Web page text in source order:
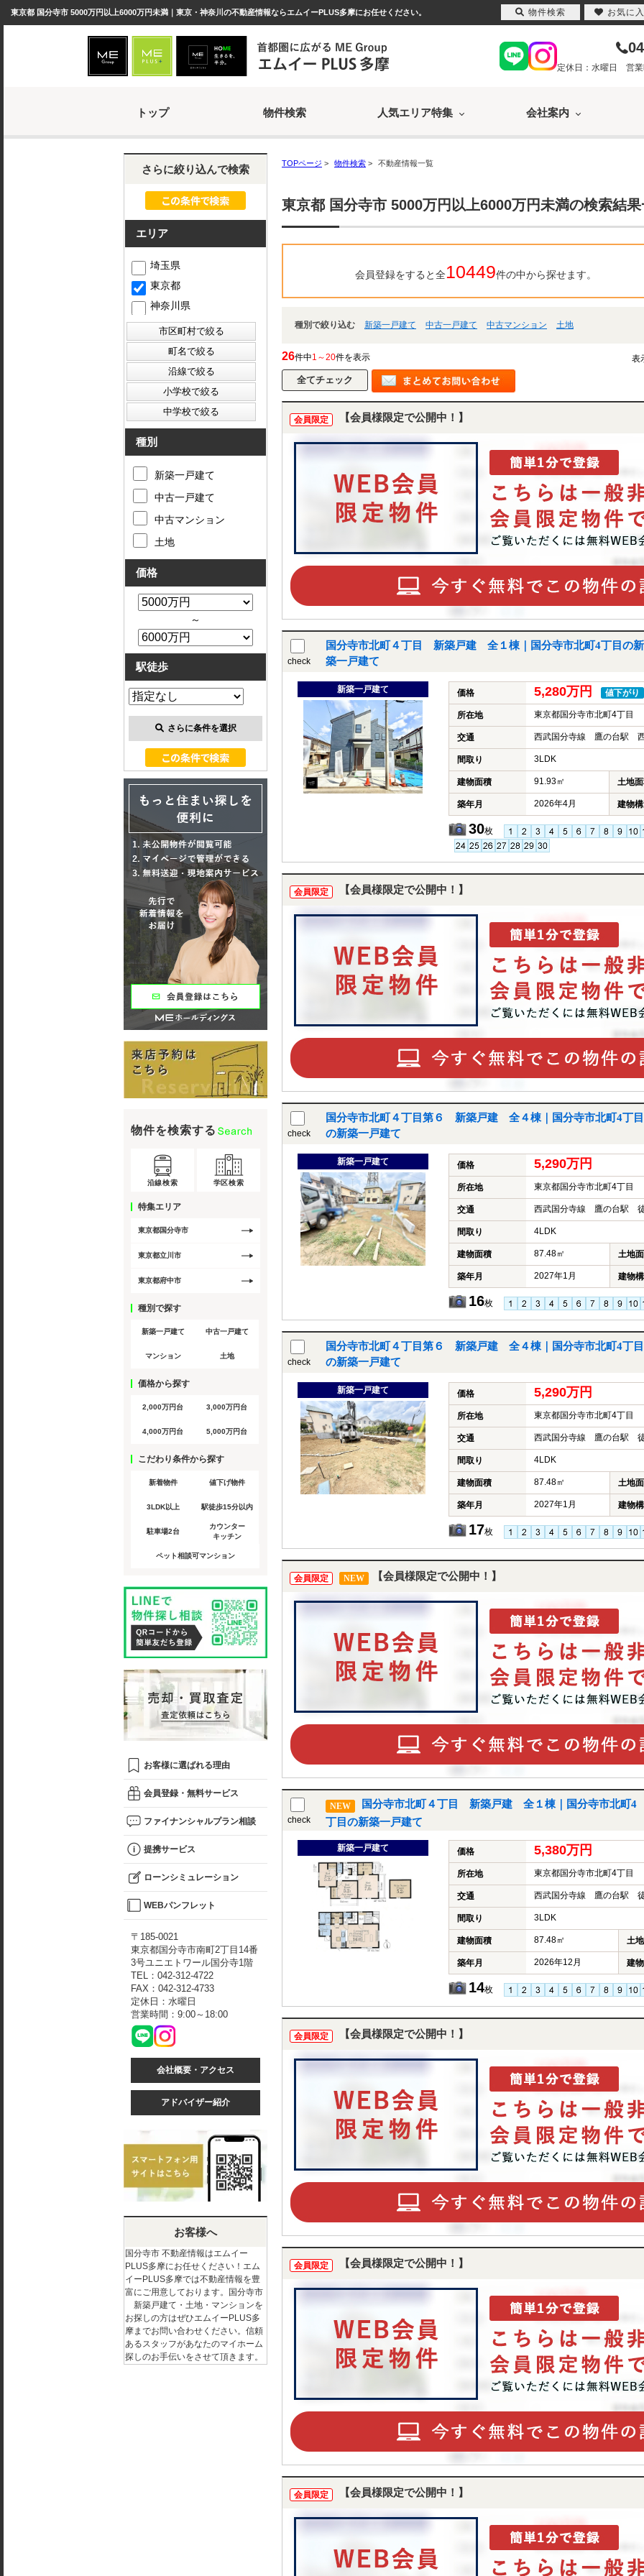
東京都 国分寺市 5000万円以上6000万円未満｜東京・神奈川の不動産情報ならエムイーPLUS多摩にお任せください。
定休日：水曜日 営
トップ 物件検索 人気エリア特集 会社案内
TOPページ > 物件検索 > 不動産情報一覧
東京都 国分寺市 5000万円以上6000万円未満の検索結
会員登録をすると全10449件の中から探せます。
種別で絞り込む 新築一戸建て 中古一戸建て 中古マンション 土地
26件中1～20件を表示 表
会員限定 【会員様限定で公開中！】
check
国分寺市北町４丁目 新築戸建 全１棟｜国分寺市北町4丁目の新
築一戸建て
新築一戸建て 価格 5,280万円 値下がり
所在地 東京都国分寺市北町4丁目
交通 西武国分寺線 鷹の台駅 西
間取り 3LDK
建物面積 91.93㎡ 土地
築年月 2026年4月 建物
30枚
会員限定 【会員様限定で公開中！】
check
国分寺市北町４丁目第６ 新築戸建 全４棟｜国分寺市北町4丁目
の新築一戸建て
新築一戸建て 価格 5,290万円
所在地 東京都国分寺市北町4丁目
交通 西武国分寺線 鷹の台駅
間取り 4LDK
建物面積 87.48㎡ 土地
築年月 2027年1月 建物
16枚
check
国分寺市北町４丁目第６ 新築戸建 全４棟｜国分寺市北町4丁目
の新築一戸建て
新築一戸建て 価格 5,290万円
所在地 東京都国分寺市北町4丁目
交通 西武国分寺線 鷹の台駅
間取り 4LDK
建物面積 87.48㎡ 土地
築年月 2027年1月 建物
17枚
会員限定 NEW 【会員様限定で公開中！】
check
NEW
国分寺市北町４丁目 新築戸建 全１棟｜国分寺市北町4
丁目の新築一戸建て
新築一戸建て 価格 5,380万円
所在地 東京都国分寺市北町4丁目
交通 西武国分寺線 鷹の台駅
間取り 3LDK
建物面積 87.48㎡ 土
築年月 2026年12月 建
14枚
会員限定 【会員様限定で公開中！】
会員限定 【会員様限定で公開中！】
会員限定 【会員様限定で公開中！】
さらに絞り込んで検索
エリア
埼玉県
東京都
神奈川県
種別
新築一戸建て
中古一戸建て
中古マンション
土地
価格
～
駅徒歩
さらに条件を選択
物件を検索する
沿線検索 学区検索
特集エリア
東京都国分寺市
東京都立川市
東京都府中市
種別で探す
新築一戸建て 中古一戸建て
マンション 土地
価格から探す
2,000万円台 3,000万円台
4,000万円台 5,000万円台
こだわり条件から探す
新着物件 値下げ物件
3LDK以上 駅徒歩15分以内
駐車場2台
カウンター
キッチン
ペット相談可マンション
お客様に選ばれる理由
会員登録・無料サービス
ファイナンシャルプラン相談
提携サービス
ローンシミュレーション
WEBパンフレット
〒185-0021
東京都国分寺市南町2丁目14番
3号ユニエトワール国分寺1階
TEL：042-312-4722
FAX：042-312-4733
定休日：水曜日
営業時間：9:00～18:00
会社概要・アクセス
アドバイザー紹介
お客様へ
国分寺市 不動産情報はエムイー
PLUS多摩にお任せください！エム
イーPLUS多摩では不動産情報を豊
富にご用意しております。国分寺市
新築戸建て・土地・マンションを
お探しの方はぜひエムイーPLUS多
摩までお問い合わせください。信頼
あるスタッフがあなたのマイホーム
探しのお手伝いをさせて頂きます。
物件検索 お気に